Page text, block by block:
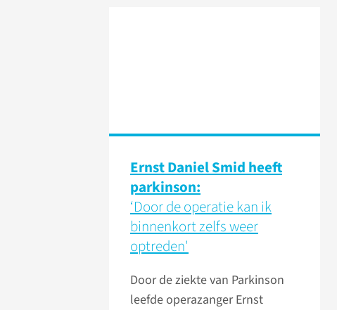
Ernst Daniel Smid heeft
parkinson:
‘Door de operatie kan ik
binnenkort zelfs weer
optreden'
Door de ziekte van Parkinson
leefde operazanger Ernst